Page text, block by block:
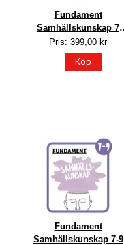
Fundament
Samhällskunskap 7
Lärarhandledning PDF
Pris: 399,00 kr
Köp
Fundament
Samhällskunskap 7-9